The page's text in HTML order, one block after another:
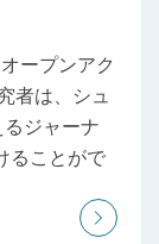
ープンアク
者は、シュ
ジャーナ
ることがで